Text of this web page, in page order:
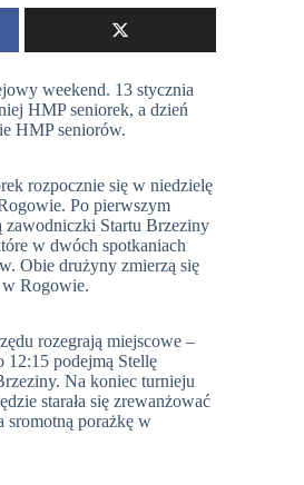
weekend. 13 stycznia
HMP seniorek, a dzień
HMP seniorów.
rozpocznie się w niedzielę
Po pierwszym
zawodniczki Startu Brzeziny
w dwóch spotkaniach
Obie drużyny zmierzą się
Rogowie.
rozegrają miejscowe –
podejmą Stellę
Na koniec turnieju
starała się zrewanżować
sromotną porażkę w